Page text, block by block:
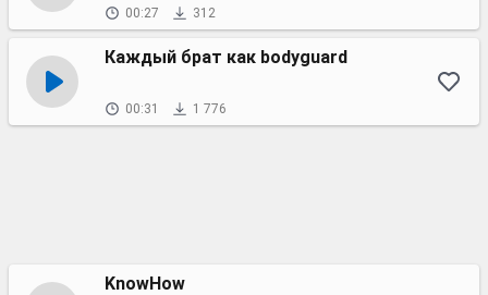
00:27 312
Каждый брат как bodyguard
00:31 1 776
KnowHow